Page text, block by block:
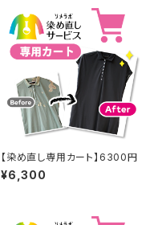
【染め直し専用カート】6300円
¥6,300